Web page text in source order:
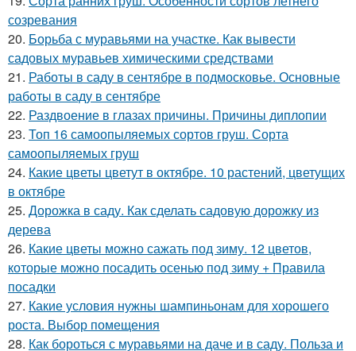
созревания
20. Борьба с муравьями на участке. Как вывести
садовых муравьев химическими средствами
21. Работы в саду в сентябре в подмосковье. Основные
работы в саду в сентябре
22. Раздвоение в глазах причины. Причины диплопии
23. Топ 16 самоопыляемых сортов груш. Сорта
самоопыляемых груш
24. Какие цветы цветут в октябре. 10 растений, цветущих
в октябре
25. Дорожка в саду. Как сделать садовую дорожку из
дерева
26. Какие цветы можно сажать под зиму. 12 цветов,
которые можно посадить осенью под зиму + Правила
посадки
27. Какие условия нужны шампиньонам для хорошего
роста. Выбор помещения
28. Как бороться с муравьями на даче и в саду. Польза и